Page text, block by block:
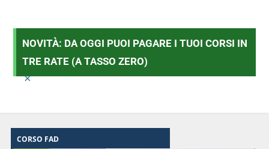
NOVITÀ: DA OGGI PUOI PAGARE I TUOI CORSI IN
TRE RATE (A TASSO ZERO)
×
CORSO FAD